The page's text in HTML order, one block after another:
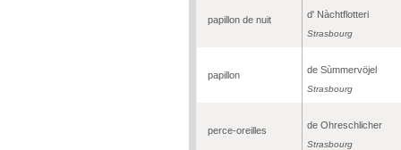
papillon de nuit d' Nàchtflotteri
Strasbourg
papillon de Sùmmervöjel
Strasbourg
perce-oreilles de Ohreschlicher
Strasbourg